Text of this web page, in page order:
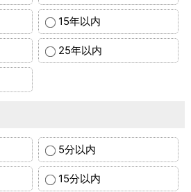
15年以内
25年以内
5分以内
15分以内